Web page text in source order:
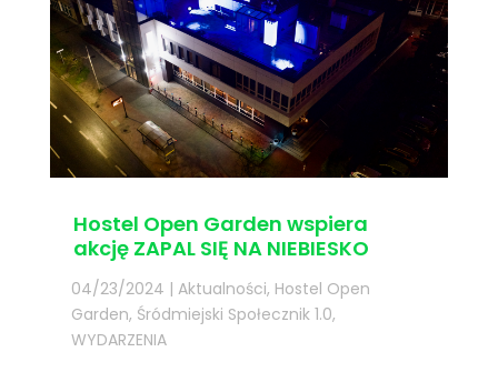
Hostel Open Garden wspiera
akcję ZAPAL SIĘ NA NIEBIESKO
04/23/2024 | Aktualności, Hostel Open
Garden, Śródmiejski Społecznik 1.0,
WYDARZENIA